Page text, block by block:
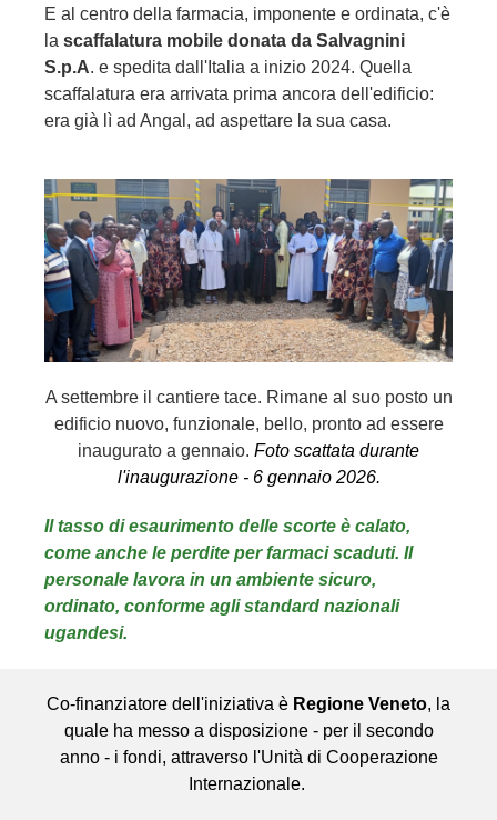
E al centro della farmacia, imponente e ordinata, c'è
la scaffalatura mobile donata da Salvagnini
S.p.A. e spedita dall'Italia a inizio 2024. Quella
scaffalatura era arrivata prima ancora dell'edificio:
era già lì ad Angal, ad aspettare la sua casa.
A settembre il cantiere tace. Rimane al suo posto un
edificio nuovo, funzionale, bello, pronto ad essere
inaugurato a gennaio. Foto scattata durante
l'inaugurazione - 6 gennaio 2026.
Il tasso di esaurimento delle scorte è calato,
come anche le perdite per farmaci scaduti. Il
personale lavora in un ambiente sicuro,
ordinato, conforme agli standard nazionali
ugandesi.
Co-finanziatore dell'iniziativa è Regione Veneto, la
quale ha messo a disposizione - per il secondo
anno - i fondi, attraverso l'Unità di Cooperazione
Internazionale.